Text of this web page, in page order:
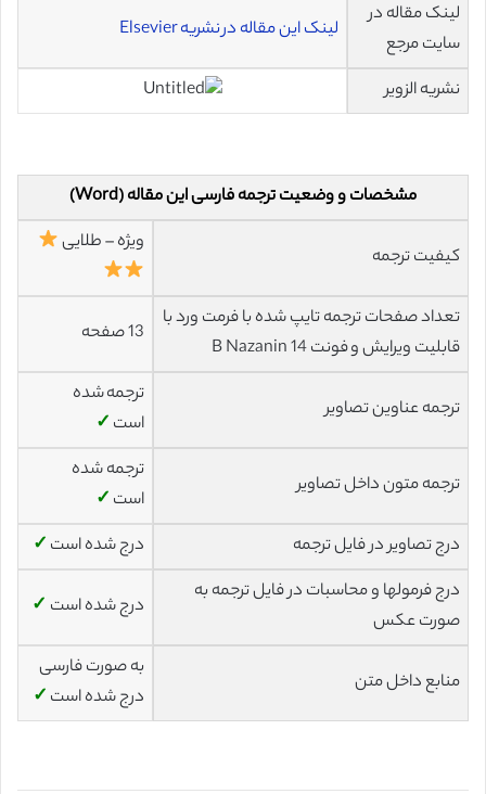
لینک مقاله در
سایت مرجع
لینک این مقاله در نشریه Elsevier
نشریه الزویر
مشخصات و وضعیت ترجمه فارسی این مقاله (Word)
کیفیت ترجمه
ویژه – طلایی
تعداد صفحات ترجمه تایپ شده با فرمت ورد با
قابلیت ویرایش و فونت 14 B Nazanin
13 صفحه
ترجمه عناوین تصاویر
ترجمه شده
است ✓
ترجمه متون داخل تصاویر
ترجمه شده
است ✓
درج تصاویر در فایل ترجمه
درج شده است ✓
درج فرمولها و محاسبات در فایل ترجمه به
صورت عکس
درج شده است ✓
منابع داخل متن
به صورت فارسی
درج شده است ✓